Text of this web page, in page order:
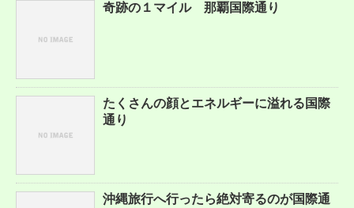
奇跡の１マイル 那覇国際通り
たくさんの顔とエネルギーに溢れる国際
通り
沖縄旅行へ行ったら絶対寄るのが国際通